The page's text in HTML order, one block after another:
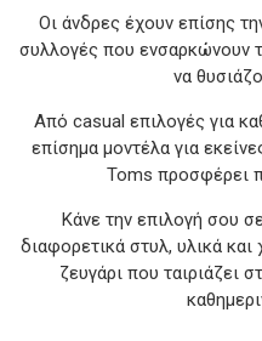
Οι άνδρες έχουν επίσης
συλλογές που ενσαρκώνουν
να
Από casual επιλογές για
επίσημα μοντέλα για
Toms προσφέρει
Κάνε την επιλογή σου σε
διαφορετικά στυλ, υλικά και
ζευγάρι που ταιριάζει